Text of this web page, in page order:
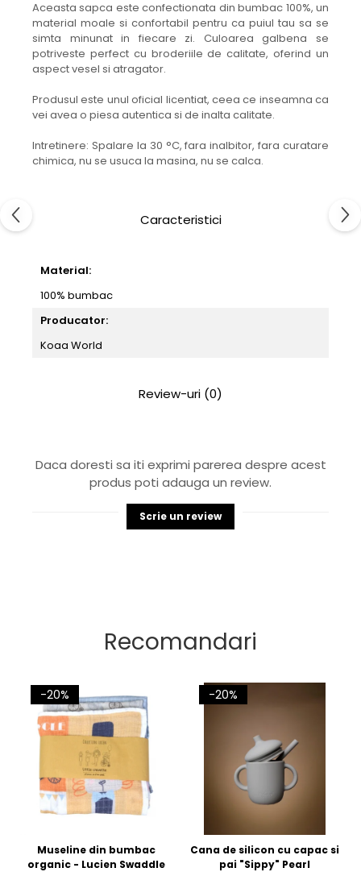
Aceasta sapca este confectionata din bumbac 100%, un
material moale si confortabil pentru ca puiul tau sa se
simta minunat in fiecare zi. Culoarea galbena se
potriveste perfect cu broderiile de calitate, oferind un
aspect vesel si atragator.
Produsul este unul oficial licentiat, ceea ce inseamna ca
vei avea o piesa autentica si de inalta calitate.
Intretinere: Spalare la 30 °C, fara inalbitor, fara curatare
chimica, nu se usuca la masina, nu se calca.
Caracteristici
Material:
100% bumbac
Producator:
Koaa World
Review-uri (0)
Daca doresti sa iti exprimi parerea despre acest
produs poti adauga un review.
Scrie un review
Recomandari
-20%
Museline din bumbac
organic - Lucien Swaddle
-20%
Cana de silicon cu capac si
pai "Sippy" Pearl